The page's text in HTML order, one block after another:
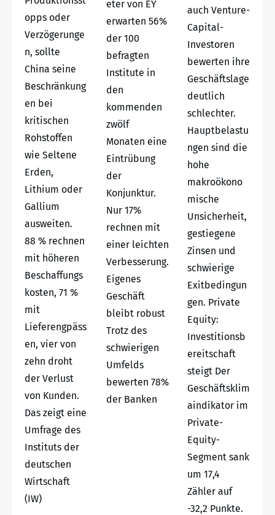
opps oder
Verzögerunge
n, sollte
China seine
Beschränkung
en bei
kritischen
Rohstoffen
wie Seltene
Erden,
Lithium oder
Gallium
ausweiten.
88 % rechnen
mit höheren
Beschaffungs
kosten, 71 %
mit
Lieferengpäss
en, vier von
zehn droht
der Verlust
von Kunden.
Das zeigt eine
Umfrage des
Instituts der
deutschen
Wirtschaft
(IW)
eter von EY
erwarten 56%
der 100
befragten
Institute in
den
kommenden
zwölf
Monaten eine
Eintrübung
der
Konjunktur.
Nur 17%
rechnen mit
einer leichten
Verbesserung.
Eigenes
Geschäft
bleibt robust
Trotz des
schwierigen
Umfelds
bewerten 78%
der Banken
auch Venture-
Capital-
Investoren
bewerten ihre
Geschäftslage
deutlich
schlechter.
Hauptbelastu
ngen sind die
hohe
makroökono
mische
Unsicherheit,
gestiegene
Zinsen und
schwierige
Exitbedingun
gen. Private
Equity:
Investitionsb
ereitschaft
steigt Der
Geschäftsklim
aindikator im
Private-
Equity-
Segment sank
um 17,4
Zähler auf
-32,2 Punkte.